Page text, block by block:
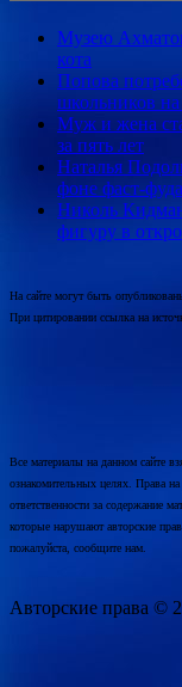
Музею
кота
Попова
школьников
Муж и жена
за пять лет
Наталья
фоне фаст-
Николь
фигуру в
На сайте могут быть
При цитировании ссылка на
Все материалы на данном сайте
ознакомительных целях. Права
ответственности за содержание
которые нарушают авторские
пожалуйста, сообщите нам.
Авторские права ©